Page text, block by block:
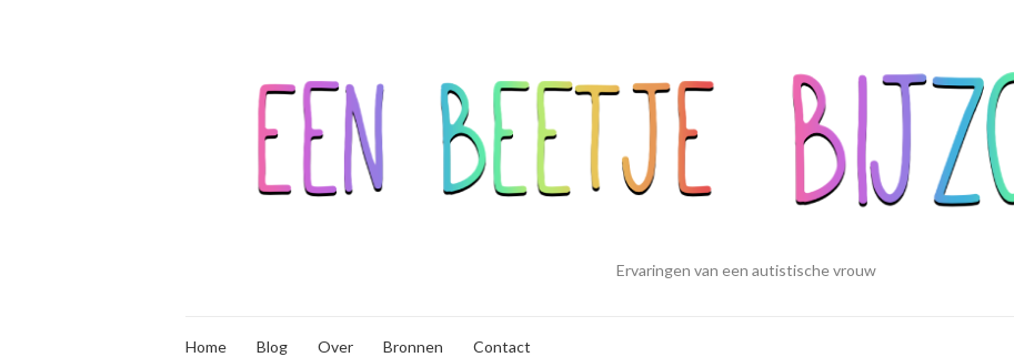
Ervaringen van een autistische vrouw
Home Blog Over Bronnen Contact